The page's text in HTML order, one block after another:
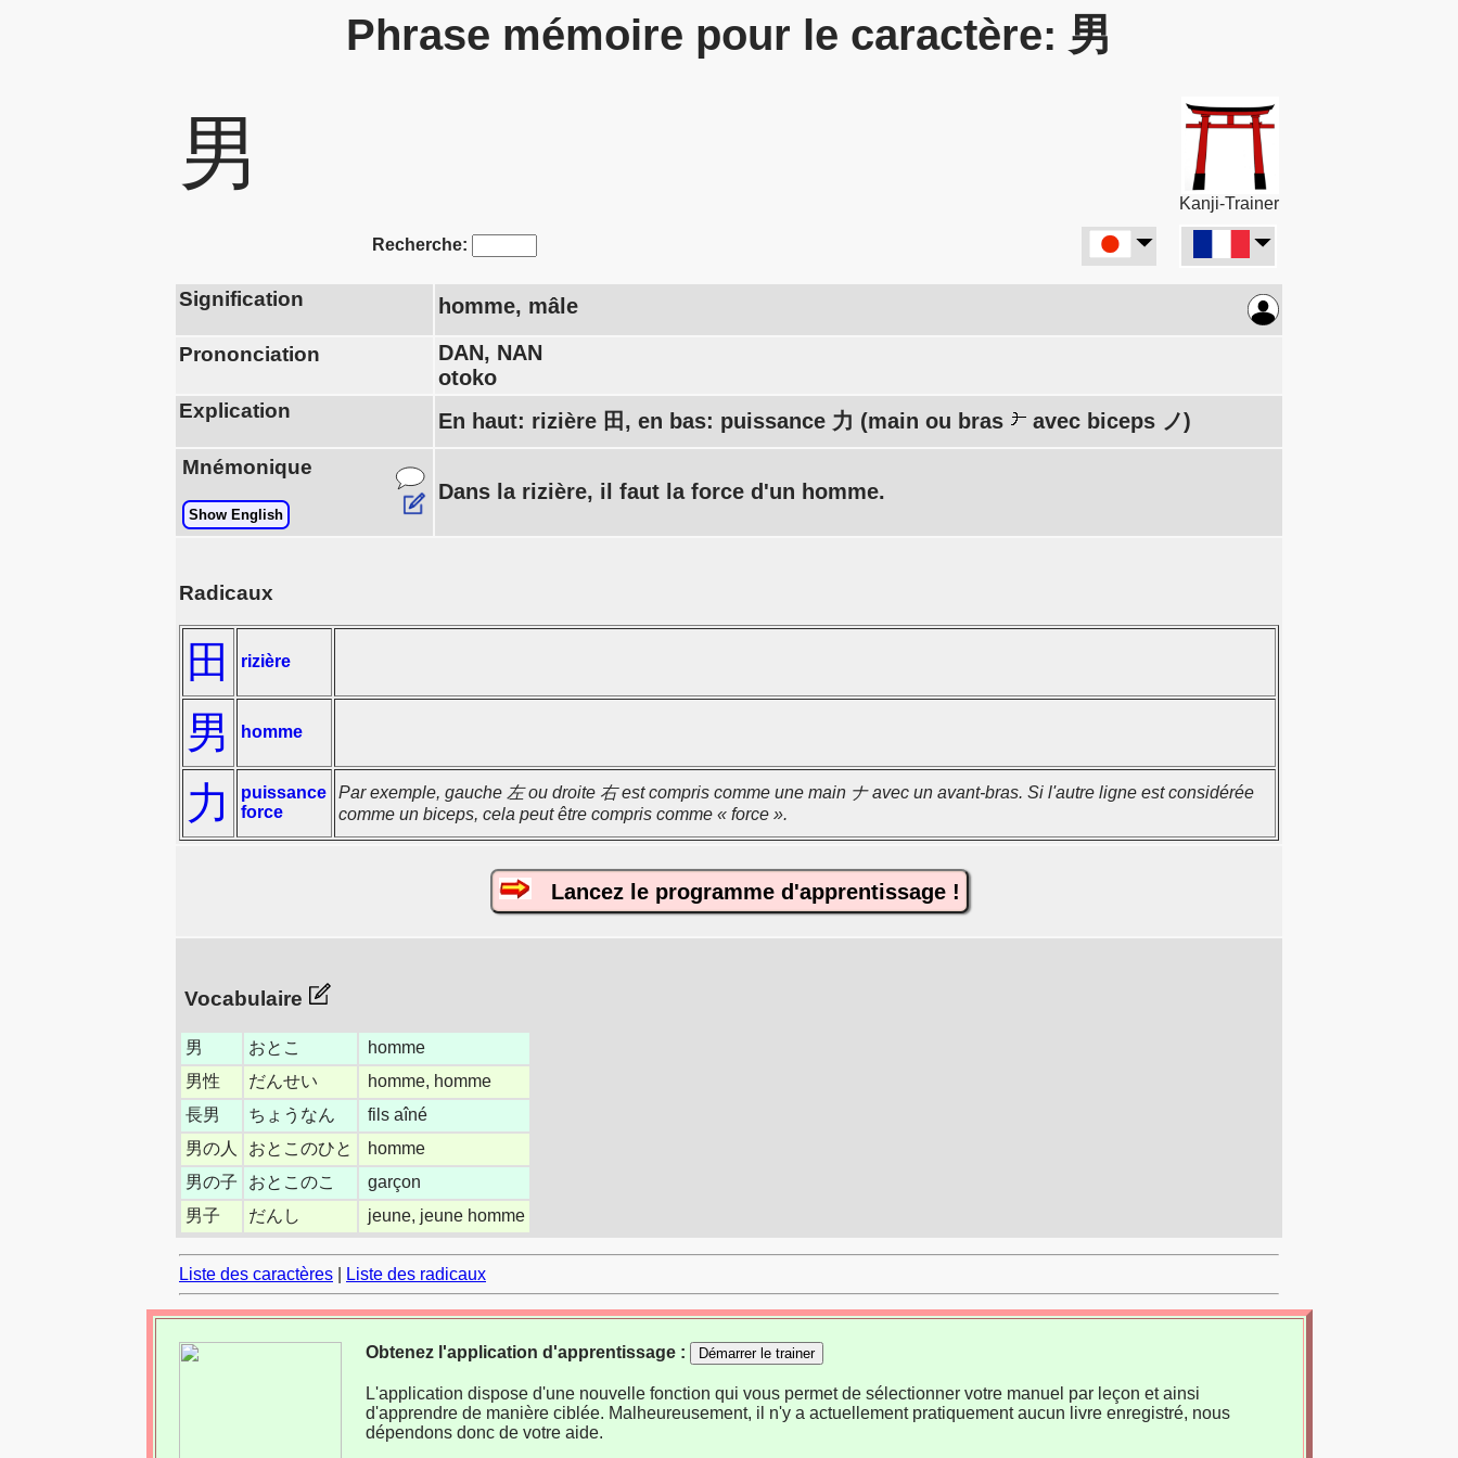
Phrase mémoire pour le caractère: 男
男
Kanji-Trainer
Recherche:
Signification homme, mâle
Prononciation
DAN, NAN
otoko
Explication En haut: rizière 田, en bas: puissance 力 (main ou bras avec biceps ノ)
Mnémonique
Show English
Dans la rizière, il faut la force d'un homme.
Radicaux
田 rizière
男 homme
力
puissance
force
Par exemple, gauche 左 ou droite 右 est compris comme une main ナ avec un avant-bras. Si l'autre ligne est considérée
comme un biceps, cela peut être compris comme « force ».
Lancez le programme d'apprentissage !
Vocabulaire
男 おとこ
homme
男性
だんせい
homme, homme
長男
ちょうなん
fils aîné
男の人
おとこのひと
homme
男の子
おとこのこ
garçon
男子
だんし jeune, jeune homme
Liste des caractères Liste des radicaux
Obtenez l'application d'apprentissage : Démarrer le trainer
L'application dispose d'une nouvelle fonction qui vous permet de sélectionner votre manuel par leçon et ainsi
d'apprendre de manière ciblée. Malheureusement, il n'y a actuellement pratiquement aucun livre enregistré, nous
dépendons donc de votre aide.